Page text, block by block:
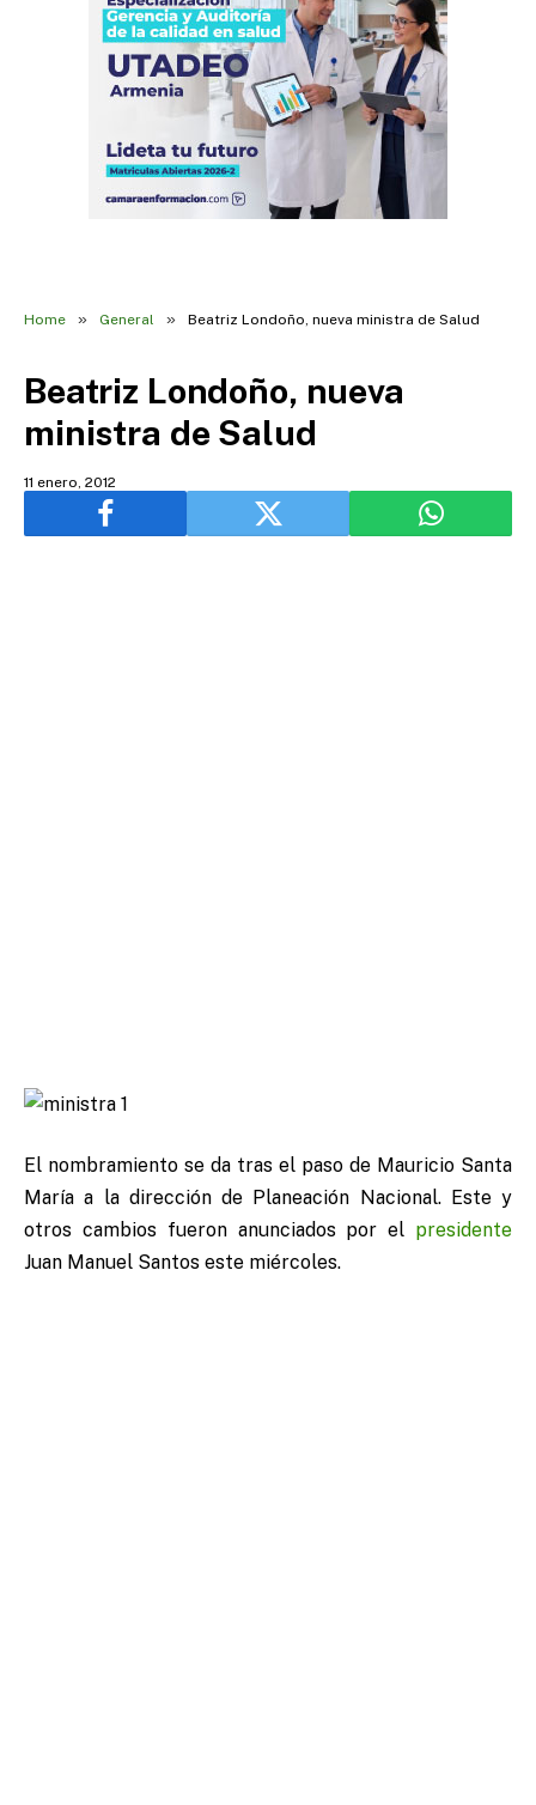
Home » General » Beatriz Londoño, nueva ministra de Salud
Beatriz Londoño, nueva
ministra de Salud
11 enero, 2012
El nombramiento se da tras el paso de Mauricio Santa
María a la dirección de Planeación Nacional. Este y
otros cambios fueron anunciados por el presidente
Juan Manuel Santos este miércoles.